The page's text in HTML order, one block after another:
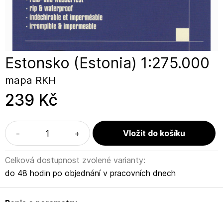
Estonsko (Estonia) 1:275.000
mapa RKH
239 Kč
- +
Celková dostupnost zvolené varianty:
do 48 hodin po objednání v pracovních dnech